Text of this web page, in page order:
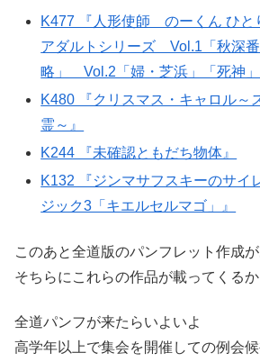
K477 『人形使師 のーくん ひ
アダルトシリーズ Vol.1「秋深
略」 Vol.2「婦・芝浜」「死神」
K480 『クリスマス・キャロル～
霊～』
K244 『未確認ともだち物体』
K132 『ジンマサフスキーのサイ
ジック3「キエルセルマゴ」』
このあと全道版のパンフレット作成
そちらにこれらの作品が載ってくるか
全道パンフが来たらいよいよ
高学年以上で集会を開催しての例会